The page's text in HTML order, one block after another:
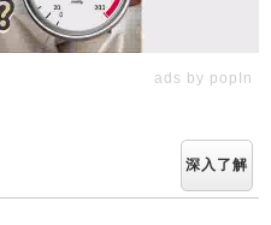
ads by popIn
深入了解